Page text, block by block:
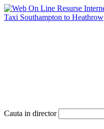
Taxi Southampton to Heathrow
Cauta in director